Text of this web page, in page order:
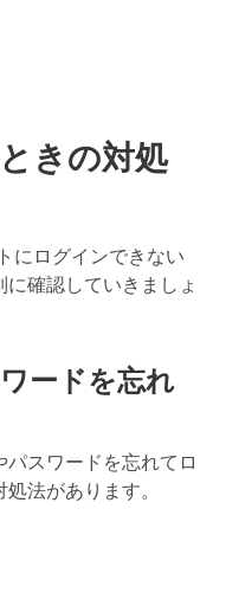
きの対処
にログインできない
確認していきましょ
ードを忘れ
スワードを忘れてロ
法があります。